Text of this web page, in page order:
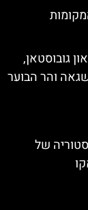
גובוסטאן,
והר הבוער
של